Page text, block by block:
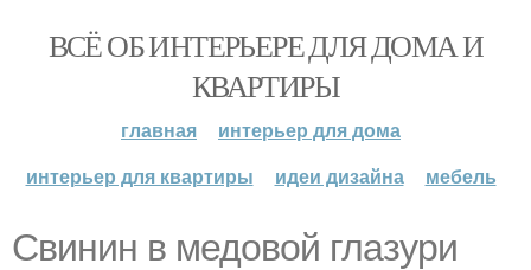
ВСЁ ОБ ИНТЕРЬЕРЕ ДЛЯ ДОМА И
КВАРТИРЫ
главная
интерьер для дома
интерьер для квартиры
идеи дизайна мебель
Свинин в медовой глазури